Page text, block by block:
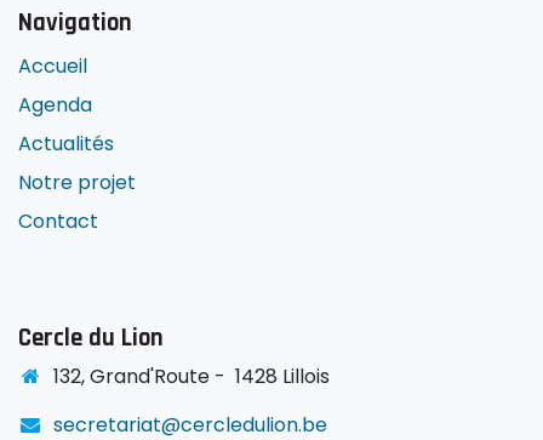
Navigation
Accueil
Agenda
Actualités
Notre projet
Contact
Cercle du Lion
132, Grand'Route - 1428 Lillois
secretariat@cercledulion.be